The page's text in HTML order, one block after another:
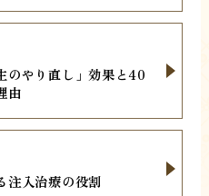
のやり直し」効果と40
由
注入治療の役割